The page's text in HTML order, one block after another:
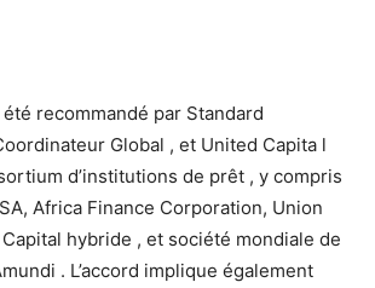
recommandé par Standard
Global , et United Capita l
d’institutions de prêt , y compris
Africa Finance Corporation, Union
hybride , et société mondiale de
. L’accord implique également